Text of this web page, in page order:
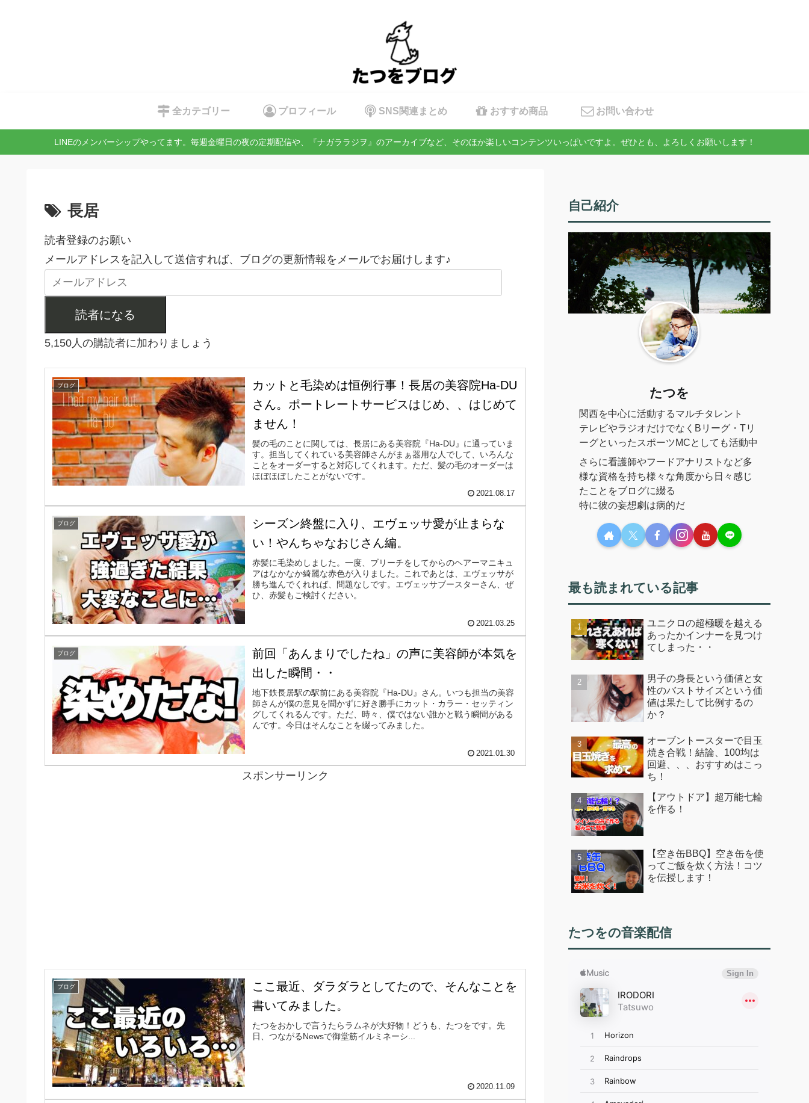
全カテゴリー プロフィール SNS関連まとめ おすすめ商品 お問い合わせ
LINEのメンバーシップやってます。毎週金曜日の夜の定期配信や、『ナガララジヲ』のアーカイブなど、そのほか楽しいコンテンツいっぱいですよ。ぜひとも、よろしくお願いします！
長居
読者登録のお願い
メールアドレスを記入して送信すれば、ブログの更新情報をメールでお届けします♪
読者になる
5,150人の購読者に加わりましょう
ブログ
カットと毛染めは恒例行事！長居の美容院Ha-DU
さん。ポートレートサービスはじめ、、はじめて
ません！
髪の毛のことに関しては、長居にある美容院『Ha-DU』に通っていま
す。担当してくれている美容師さんがまぁ器用な人でして、いろんな
ことをオーダーすると対応してくれます。ただ、髪の毛のオーダーは
ほぼほぼしたことがないです。
2021.08.17
ブログ
シーズン終盤に入り、エヴェッサ愛が止まらな
い！やんちゃなおじさん編。
赤髪に毛染めしました。一度、ブリーチをしてからのヘアーマニキュ
アはなかなか綺麗な赤色が入りました。これであとは、エヴェッサが
勝ち進んでくれれば、問題なしです。エヴェッサブースターさん、ぜ
ひ、赤髪もご検討ください。
2021.03.25
ブログ
前回「あんまりでしたね」の声に美容師が本気を
出した瞬間・・
地下鉄長居駅の駅前にある美容院『Ha-DU』さん。いつも担当の美容
師さんが僕の意見を聞かずに好き勝手にカット・カラー・セッティン
グしてくれるんです。ただ、時々、僕ではない誰かと戦う瞬間がある
んです。今日はそんなことを綴ってみました。
2021.01.30
スポンサーリンク
ブログ
ここ最近、ダラダラとしてたので、そんなことを
書いてみました。
たつをおかしで言うたらラムネが大好物！どうも、たつをです。先
日、つながるNewsで御堂筋イルミネーシ...
2020.11.09
自己紹介
たつを
関西を中心に活動するマルチタレント
テレビやラジオだけでなくBリーグ・Tリ
ーグといったスポーツMCとしても活動中
さらに看護師やフードアナリストなど多
様な資格を持ち様々な角度から日々感じ
たことをブログに綴る
特に彼の妄想劇は病的だ
最も読まれている記事
ユニクロの超極暖を越える
あったかインナーを見つけ
てしまった・・
男子の身長という価値と女
性のバストサイズという価
値は果たして比例するの
か？
オーブントースターで目玉
焼き合戦！結論、100均は
回避、、、おすすめはこっ
ち！
【アウトドア】超万能七輪
を作る！
【空き缶BBQ】空き缶を使
ってご飯を炊く方法！コツ
を伝授します！
たつをの音楽配信